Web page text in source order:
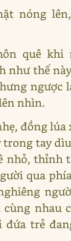
nóng
quê khi
như thế
ngược
nhìn.
đồng
tay
nhỏ, thỉnh
qua
cùng nhau
đứa trẻ